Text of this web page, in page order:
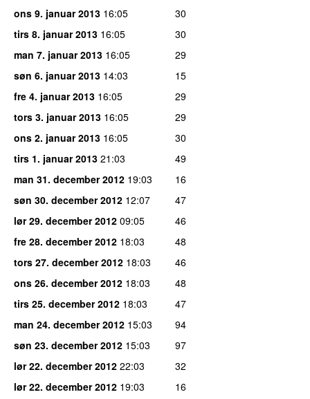
ons 9. januar 2013 16:05
30
tirs 8. januar 2013 16:05
30
man 7. januar 2013 16:05
29
søn 6. januar 2013 14:03
15
fre 4. januar 2013 16:05
29
tors 3. januar 2013 16:05
29
ons 2. januar 2013 16:05
30
tirs 1. januar 2013 21:03
49
man 31. december 2012 19:03
16
søn 30. december 2012 12:07
47
lør 29. december 2012 09:05
46
fre 28. december 2012 18:03
48
tors 27. december 2012 18:03
46
ons 26. december 2012 18:03
48
tirs 25. december 2012 18:03
47
man 24. december 2012 15:03
94
søn 23. december 2012 15:03
97
lør 22. december 2012 22:03
32
lør 22. december 2012 19:03
16